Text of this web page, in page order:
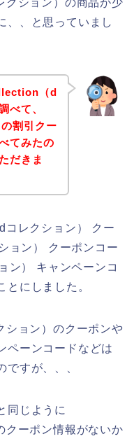
、、と思っていまし
（d
べて、
割引クー
てみたの
だきま
レクション） クー
ョン） クーポンコー
ン） キャンペーンコ
とにしました。
ョン）のクーポンや
ペーンコードなどは
ですが、、、
同じように
ーポン情報がないか